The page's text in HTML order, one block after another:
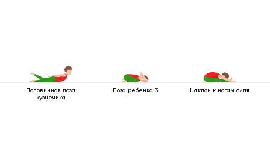
Половинная поза
кузнечика
Поза ребенка 3 Наклон к ногам сидя